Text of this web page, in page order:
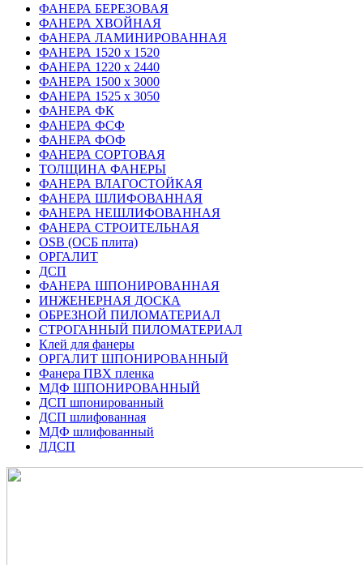
ФАНЕРА БЕРЕЗОВАЯ
ФАНЕРА ХВОЙНАЯ
ФАНЕРА ЛАМИНИРОВАННАЯ
ФАНЕРА 1520 х 1520
ФАНЕРА 1220 х 2440
ФАНЕРА 1500 х 3000
ФАНЕРА 1525 х 3050
ФАНЕРА ФК
ФАНЕРА ФСФ
ФАНЕРА ФОФ
ФАНЕРА СОРТОВАЯ
ТОЛЩИНА ФАНЕРЫ
ФАНЕРА ВЛАГОСТОЙКАЯ
ФАНЕРА ШЛИФОВАННАЯ
ФАНЕРА НЕШЛИФОВАННАЯ
ФАНЕРА СТРОИТЕЛЬНАЯ
OSB (ОСБ плита)
ОРГАЛИТ
ДСП
ФАНЕРА ШПОНИРОВАННАЯ
ИНЖЕНЕРНАЯ ДОСКА
ОБРЕЗНОЙ ПИЛОМАТЕРИАЛ
СТРОГАННЫЙ ПИЛОМАТЕРИАЛ
Клей для фанеры
ОРГАЛИТ ШПОНИРОВАННЫЙ
Фанера ПВХ пленка
МДФ ШПОНИРОВАННЫЙ
ДСП шпонированный
ДСП шлифованная
МДФ шлифованный
ЛДСП